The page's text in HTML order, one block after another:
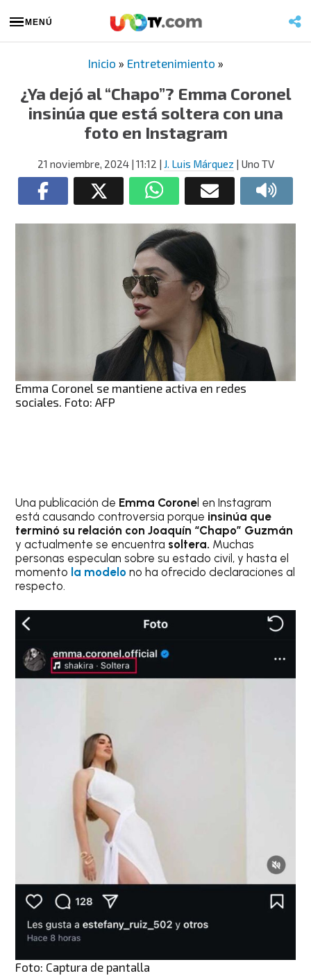
MENÚ
Inicio » Entretenimiento »
¿Ya dejó al “Chapo”? Emma Coronel
insinúa que está soltera con una
foto en Instagram
21 noviembre, 2024| 11:12 | J. Luis Márquez | Uno TV
Emma Coronel se mantiene activa en redes
sociales. Foto: AFP
Una publicación de Emma Coronel en Instagram
está causando controversia porque insinúa que
terminó su relación con Joaquín “Chapo” Guzmán
y actualmente se encuentra soltera. Muchas
personas especulan sobre su estado civil, y hasta el
momento la modelo no ha ofrecido declaraciones al
respecto.
Foto: Captura de pantalla